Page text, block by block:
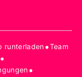
runterladen•Team
•
•